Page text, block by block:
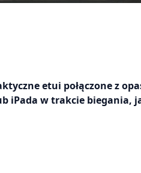
etui połączone z
iPada w trakcie biegania,